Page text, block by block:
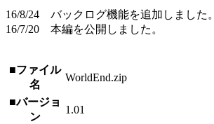
16/8/24 バックログ機能を追加しました。
16/7/20 本編を公開しました。
■ファイル
名
WorldEnd.zip
■バージョ
ン
1.01